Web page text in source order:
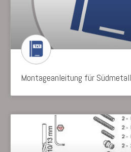
Montageanleitung für